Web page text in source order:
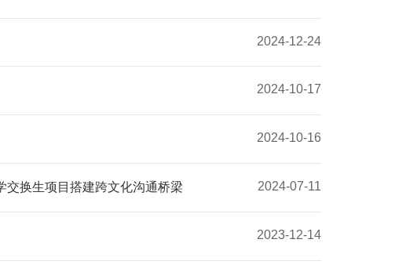
2024-12-24
2024-10-17
2024-10-16
交换生项目搭建跨文化沟通桥梁 2024-07-11
2023-12-14